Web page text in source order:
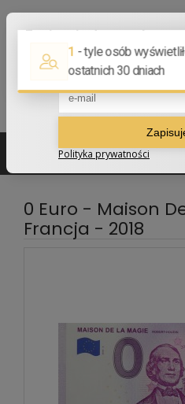
0 Euro - Maison
Francja - 2018